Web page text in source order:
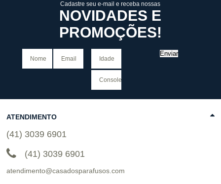
Cadastre seu e-mail e receba nossas
NOVIDADES E
PROMOÇÕES!
Enviar
ATENDIMENTO
(41) 3039 6901
(41) 3039 6901
atendimento@casadosparafusos.com